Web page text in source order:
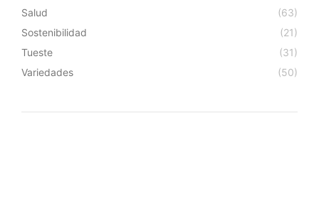
Salud
(63)
Sostenibilidad
(21)
Tueste
(31)
Variedades
(50)